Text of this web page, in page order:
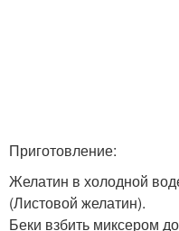
Приготовление:
Желатин в холодной
(Листовой желатин).
Беки взбить миксером